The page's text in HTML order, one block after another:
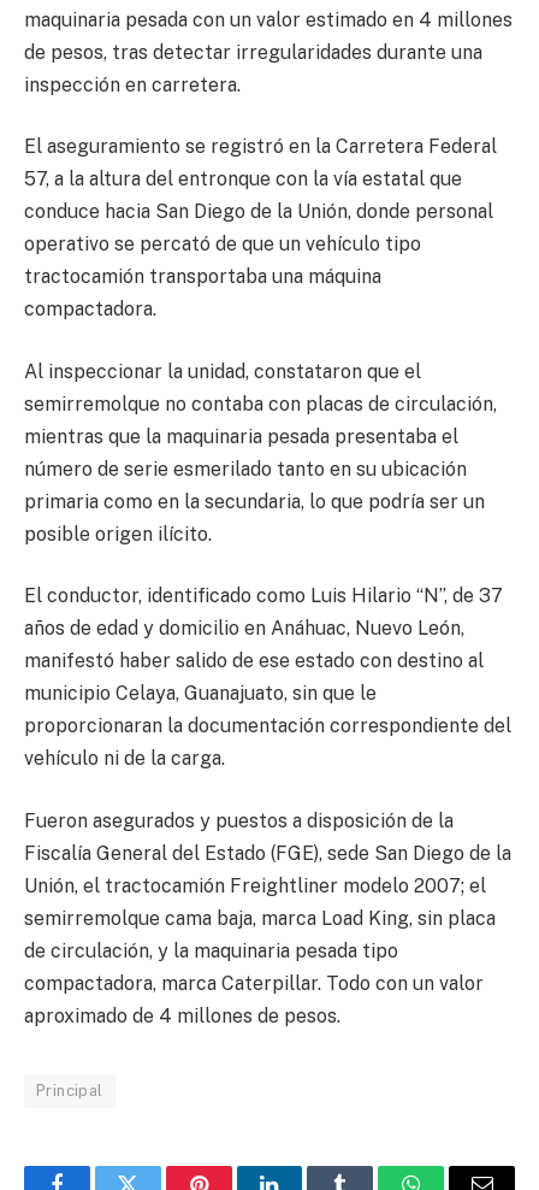
maquinaria pesada con un valor estimado en 4 millones
de pesos, tras detectar irregularidades durante una
inspección en carretera.
El aseguramiento se registró en la Carretera Federal
57, a la altura del entronque con la vía estatal que
conduce hacia San Diego de la Unión, donde personal
operativo se percató de que un vehículo tipo
tractocamión transportaba una máquina
compactadora.
Al inspeccionar la unidad, constataron que el
semirremolque no contaba con placas de circulación,
mientras que la maquinaria pesada presentaba el
número de serie esmerilado tanto en su ubicación
primaria como en la secundaria, lo que podría ser un
posible origen ilícito.
El conductor, identificado como Luis Hilario “N”, de 37
años de edad y domicilio en Anáhuac, Nuevo León,
manifestó haber salido de ese estado con destino al
municipio Celaya, Guanajuato, sin que le
proporcionaran la documentación correspondiente del
vehículo ni de la carga.
Fueron asegurados y puestos a disposición de la
Fiscalía General del Estado (FGE), sede San Diego de la
Unión, el tractocamión Freightliner modelo 2007; el
semirremolque cama baja, marca Load King, sin placa
de circulación, y la maquinaria pesada tipo
compactadora, marca Caterpillar. Todo con un valor
aproximado de 4 millones de pesos.
Principal